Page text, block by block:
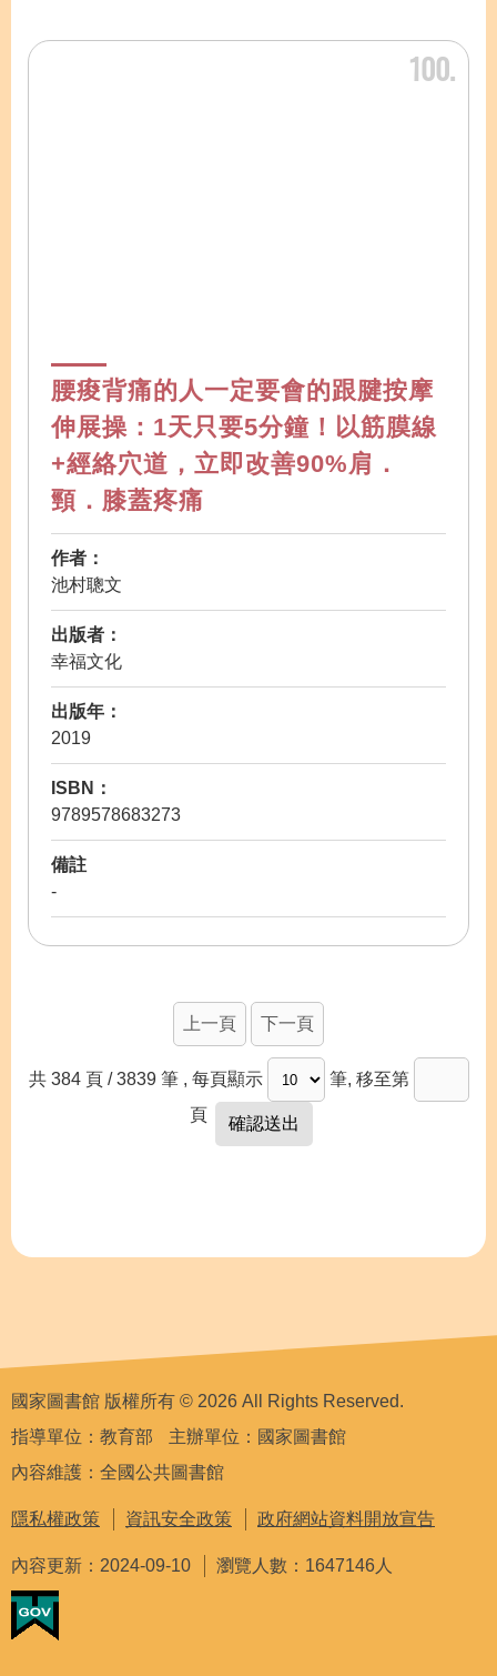
100
腰痠背痛的人一定要會的跟腱按摩
伸展操：1天只要5分鐘！以筋膜線
+經絡穴道，立即改善90%肩．
頸．膝蓋疼痛
作者：
池村聰文
出版者：
幸福文化
出版年：
2019
ISBN：
9789578683273
備註
-
上一頁 下一頁
共 384 頁 / 3839 筆 , 每頁顯示
筆, 移至第
頁
國家圖書館 版權所有 © 2026 All Rights Reserved.
指導單位：教育部
主辦單位：國家圖書館
內容維護：全國公共圖書館
隱私權政策 資訊安全政策 政府網站資料開放宣告
內容更新：2024-09-10 瀏覽人數：1647146人